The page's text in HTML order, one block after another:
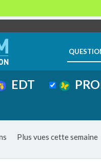
EDT
Plus vues cette semaine